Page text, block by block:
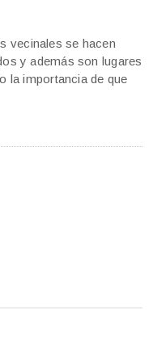
vecinales se hacen
y además son lugares
la importancia de que